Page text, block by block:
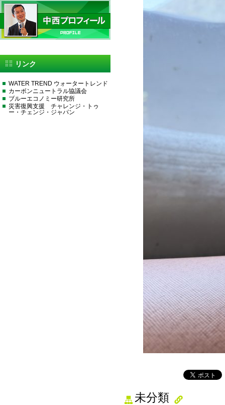
未分類
リンク
WATER TREND ウォータートレンド
カーボンニュートラル協議会
ブルーエコノミー研究所
災害復興支援 チャレンジ・トゥ
ー・チェンジ・ジャパン